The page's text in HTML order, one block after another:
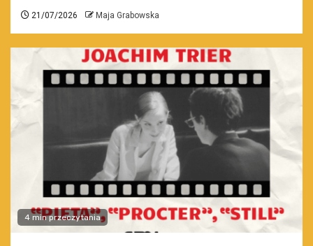
21/07/2026 Maja Grabowska
4 min przeczytania